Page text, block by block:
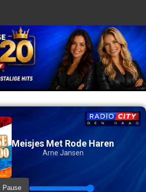
Meisjes Met Rode Haren
Arne Jansen
Pause